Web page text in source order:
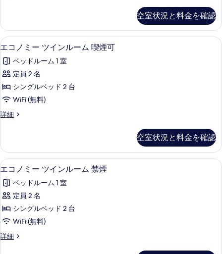
を
表
示
す
る
禁
煙
の
す
べ
て
の
写
表
示
す
る
ル
ル
ー
禁
煙
詳
細
空室状況と料金を確認
エ
コ
ノ
ミ
ー
イ
ル
ー
ム
喫
煙
可
の
す
5
エコノミー ツインルーム 喫煙可
ベッドルーム 1 室
定員 2 名
シングルベッド 2 台
WiFi (無料)
詳細
エ
ー
ツ
イ
ル
ー
喫
煙
の
空室状況と料金を確認
エ
コ
ノ
ミ
ー
イ
5
エコノミー ツインルーム 禁煙
ベッドルーム 1 室
定員 2 名
シングルベッド 2 台
WiFi (無料)
詳細
エ